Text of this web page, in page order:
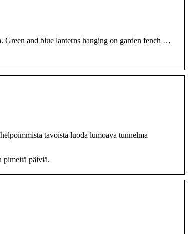
and blue lanterns hanging on garden fench …
tavoista luoda lumoava tunnelma
pimeitä päiviä.